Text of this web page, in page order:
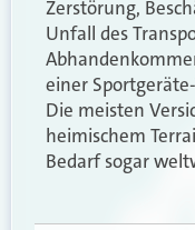
Zerstörung,
Unfall des
einer
Die meisten
heimischem
Bedarf sogar